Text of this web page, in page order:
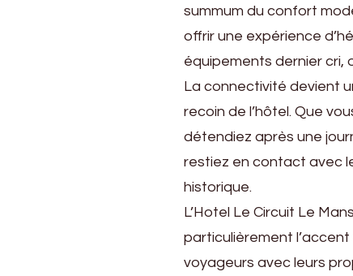
summum du confort
offrir une expérience
équipements dernier cri,
La connectivité devient
recoin de l’hôtel. Que
détendiez après une
restiez en contact avec
historique.
L’Hotel Le Circuit Le
particulièrement
voyageurs avec leurs